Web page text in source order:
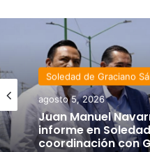
Soledad de Graciano
agosto 5, 2026
Juan Manuel
informe en
coordinación con